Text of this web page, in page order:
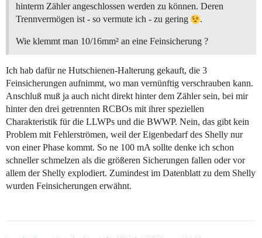
hinterm Zähler angeschlossen werden zu können. Deren
Trennvermögen ist - so vermute ich - zu gering
.
Wie klemmt man 10/16mm² an eine Feinsicherung ?
Ich hab dafür ne Hutschienen-Halterung gekauft, die 3
Feinsicherungen aufnimmt, wo man vernünftig verschrauben kann.
Anschluß muß ja auch nicht direkt hinter dem Zähler sein, bei mir
hinter den drei getrennten RCBOs mit ihrer speziellen
Charakteristik für die LLWPs und die BWWP. Nein, das gibt kein
Problem mit Fehlerströmen, weil der Eigenbedarf des Shelly nur
von einer Phase kommt. So ne 100 mA sollte denke ich schon
schneller schmelzen als die größeren Sicherungen fallen oder vor
allem der Shelly explodiert. Zumindest im Datenblatt zu dem Shelly
wurden Feinsicherungen erwähnt.